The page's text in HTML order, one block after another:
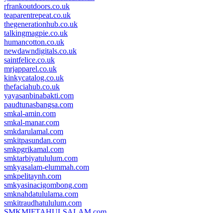
rfrankoutdoors.co.uk
teaparentrepeat.co.uk
thegenerationhub.co.uk
talkingmagpie.co.uk
humancotton.co.uk
newdawndigitals.co.uk
saintfelice.co.uk
mrjapparel.co.uk
kinkycatalog.co.uk
thefaciahub.co.uk
yayasanbinabakti.com
paudtunasbangsa.com
smkal-amin.com
smkal-manar.com
smkdarulamal.com
smkitpasundan.com
smkpgrikamal.com
smktarbiyatululum.com
smkyasalam-elummah.com
smkpelitaynh.com
smkyasinacigombong.com
smknahdatululama.com
smkitraudhatululum.com